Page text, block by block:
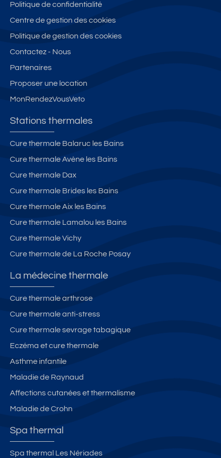
Politique de confidentialité
Centre de gestion des cookies
Politique de gestion des cookies
Contactez - Nous
Partenaires
Proposer une location
MonRendezVousVeto
Stations thermales
Cure thermale Balaruc les Bains
Cure thermale Avène les Bains
Cure thermale Dax
Cure thermale Brides les Bains
Cure thermale Aix les Bains
Cure thermale Lamalou les Bains
Cure thermale Vichy
Cure thermale de La Roche Posay
La médecine thermale
Cure thermale arthrose
Cure thermale anti-stress
Cure thermale sevrage tabagique
Eczéma et cure thermale
Asthme infantile
Maladie de Raynaud
Affections cutanées et thermalisme
Maladie de Crohn
Spa thermal
Spa thermal Les Nériades